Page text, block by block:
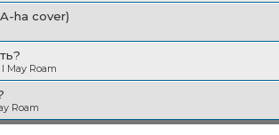
ha cover)
May Roam
Roam